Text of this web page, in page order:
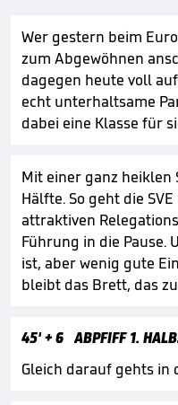
Wer gestern beim
zum Abgewöhnen
dagegen heute voll
echt unterhaltsame
dabei eine Klasse für
Mit einer ganz heiklen
Hälfte. So geht die
attraktiven
Führung in die Pause.
ist, aber wenig gute
bleibt das Brett, das
45'+ 6 ABPFIFF 1.
Gleich darauf gehts in